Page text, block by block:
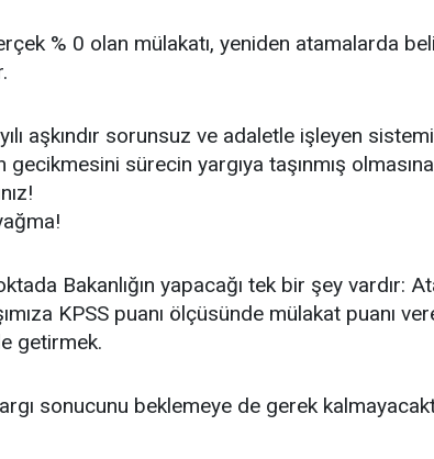
% 0 olan mülakatı, yeniden atamalarda
aşkındır sorunsuz ve adaletle işleyen
gecikmesini sürecin yargıya taşınmış
Bakanlığın yapacağı tek bir şey vardır:
KPSS puanı ölçüsünde mülakat puanı
getirmek.
sonucunu beklemeye de gerek